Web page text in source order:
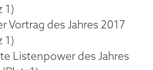
1)
Vortrag des Jahres 2017
1)
Listenpower des Jahres